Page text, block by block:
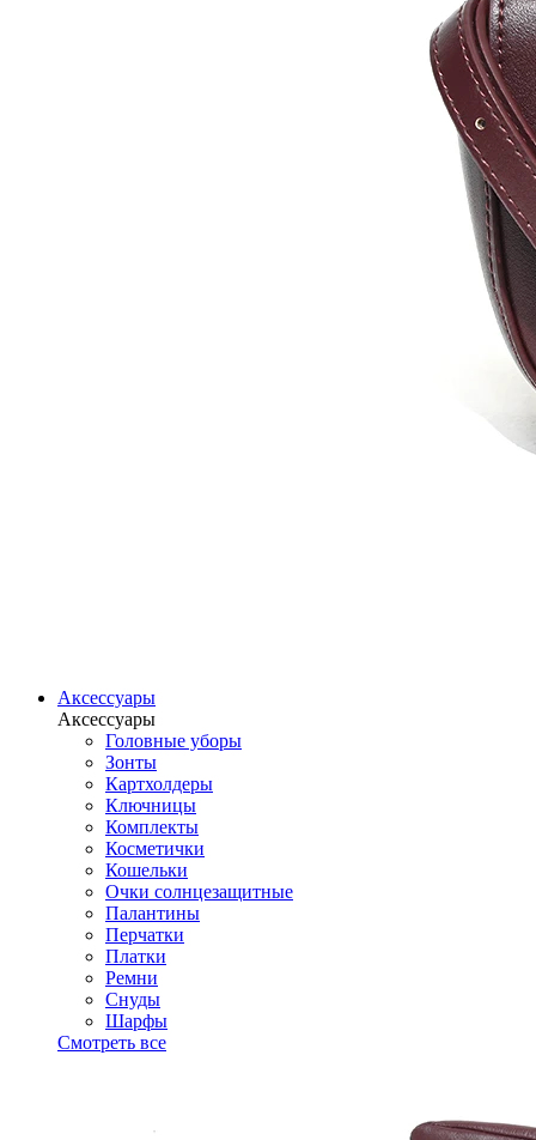
Аксессуары
Аксессуары
Головные уборы
Зонты
Картхолдеры
Ключницы
Комплекты
Косметички
Кошельки
Очки солнцезащитные
Палантины
Перчатки
Платки
Ремни
Снуды
Шарфы
Смотреть все